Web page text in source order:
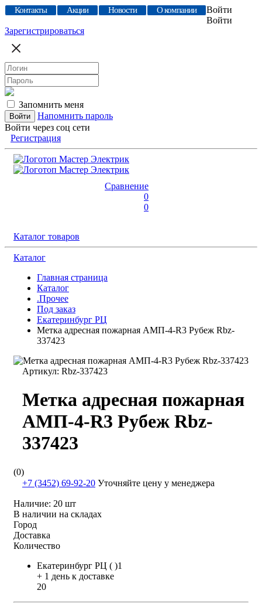
Контакты Акции Новости О компании
Войти
Войти
Зарегистрироваться
Запомнить меня
Напомнить пароль
Войти через соц сети
Регистрация
Сравнение
0
0
Каталог товаров
Каталог
Главная страница
Каталог
.Прочее
Под заказ
Екатеринбург РЦ
Метка адресная пожарная АМП-4-R3 Рубеж Rbz-
337423
Артикул: Rbz-337423
Метка адресная пожарная
АМП-4-R3 Рубеж Rbz-
337423
(0)
+7 (3452) 69-92-20 Уточняйте цену у менеджера
Наличие: 20 шт
В наличии на складах
Город
Доставка
Количество
Екатеринбург РЦ ( )1
+ 1 день к доставке
20